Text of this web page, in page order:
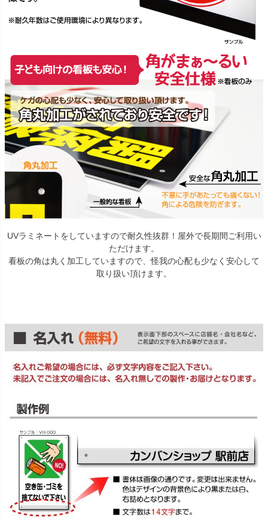
UVラミネートをしていますので耐久性抜群！屋外で長期間ご利用い
ただけます。
看板の角は丸く加工していますので、怪我の心配も少なく安心して
取り扱い頂けます。